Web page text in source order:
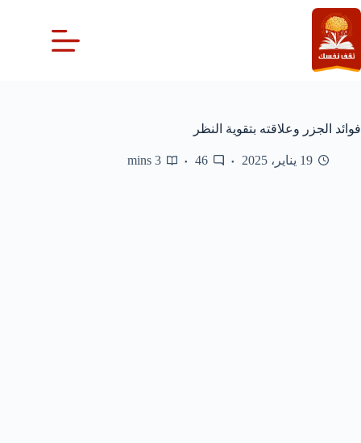
التجاوز
إلى
المحتوى
فوائد الجزر وعلاقته بتقوية النظر
19 يناير، 2025 46
3 mins